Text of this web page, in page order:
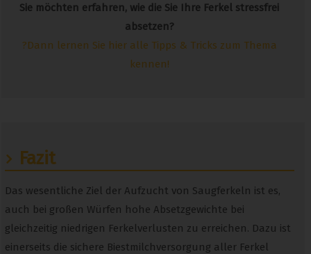
Sie möchten erfahren, wie die Sie Ihre Ferkel stressfrei
absetzen?
?Dann lernen Sie hier alle Tipps & Tricks zum Thema
kennen!
Fazit
Das wesentliche Ziel der Aufzucht von Saugferkeln ist es,
auch bei großen Würfen hohe Absetzgewichte bei
gleichzeitig niedrigen Ferkelverlusten zu erreichen. Dazu ist
einerseits die sichere Biestmilchversorgung aller Ferkel